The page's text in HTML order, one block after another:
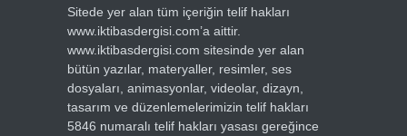
Sitede yer alan tüm içeriğin telif hakları
www.iktibasdergisi.com’a aittir.
www.iktibasdergisi.com sitesinde yer alan
bütün yazılar, materyaller, resimler, ses
dosyaları, animasyonlar, videolar, dizayn,
tasarım ve düzenlemelerimizin telif hakları
5846 numaralı telif hakları yasası gereğince